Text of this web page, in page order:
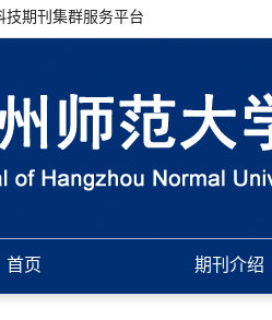
技期刊集群服务平台
首页 期刊介绍